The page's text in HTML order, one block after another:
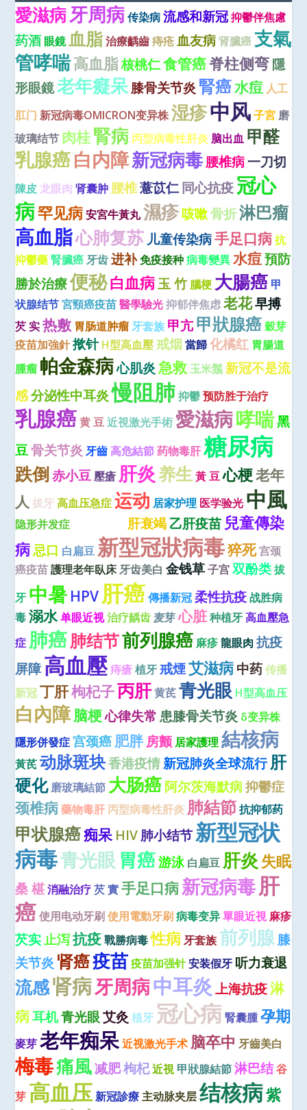
愛滋病牙周病 传染病 流感和新冠抑鬱伴焦慮
药酒 眼鏡 血脂 治療齲齒 痔疮 血友病 肾臟癌 支氣
管哮喘高血脂核桃仁食管癌脊柱侧弯隱
形眼鏡老年癡呆膝骨关节炎 腎癌水痘 人工
肛门 新冠病毒OMICRON变异株湿疹中风 子宮 磨
玻璃结节 肉桂腎病 丙型病毒性肝炎 脑出血 甲醛
乳腺癌白内障新冠病毒腰椎病一刀切
陳皮 龙眼肉 肾囊肿 腰椎薏苡仁同心抗疫冠心
病罕见病 安宮牛黃丸濕疹咳嗽骨折淋巴瘤
高血脂心肺复苏 儿童传染病手足口病 抗
抑鬱藥 腎臟癌 牙齿 进补免疫接种 病毒變異 水痘預防
勝於治療便秘白血病玉 竹 腦梗 大腸癌 甲
状腺结节 宮頸癌疫苗 醫學驗光 抑郁伴焦虑 老花早搏
芡 实 热敷 胃肠道肿瘤 牙套族 甲亢甲狀腺癌 穀芽
疫苗加強針揿针 H型高血壓 戒烟 當歸 化橘红 胃腸道
腫瘤 帕金森病心肌炎 急救 玉米鬚 新冠不是流
感分泌性中耳炎 慢阻肺 抑鬱 预防胜于治疗
乳腺癌 黄 豆 近視激光手術 愛滋病哮喘黑
豆骨关节炎 牙齒 高危結節 药物毒肝糖尿病
跌倒赤小豆 壓瘡 肝炎养生 黃 豆 心梗老年
人 拔牙 高血压急症 运动 居家护理 医学验光 中風
隐形并发症 肝衰竭乙肝疫苗 兒童傳染
病忌口 白扁豆 新型冠狀病毒猝死宫颈
癌疫苗 護理老年臥床牙齿美白 金钱草 子宫 双酚类 拔
牙 中暑 HPV 肝癌 傳播新冠 柔性抗疫 战胜病
毒 溺水单眼近视治疗龋齿 麦芽 心脏 种植牙 高血壓急
症 肺癌肺结节前列腺癌 麻疹龍眼肉 抗疫
屏障高血壓痔瘡 植牙 戒煙艾滋病中药 传播
新冠 丁肝枸杞子丙肝黄芪 青光眼 H型高血压
白內障脑梗心律失常 患膝骨关节炎 δ变异株
隱形併發症 宫颈癌 肥胖房颤 居家護理 結核病
黃芪 动脉斑块香港疫情新冠肺炎全球流行肝
硬化 磨玻璃結節 大肠癌阿尔茨海默病抑鬱症
颈椎病 藥物毒肝 丙型病毒性肝炎 肺結節 抗抑郁药
甲状腺癌痴呆 HIV肺小结节新型冠状
病毒青光眼 胃癌游泳 白扁豆 肝炎失眠
桑 椹 消融治疗 芡 實 手足口病新冠病毒肝
癌 使用电动牙刷 使用電動牙刷 病毒变异 單眼近視 麻疹
芡实止泻抗疫 戰勝病毒 性病 牙套族 前列腺膝
关节炎 肾癌疫苗 疫苗加强针安装假牙 听力衰退
流感肾病牙周病中耳炎 上海抗疫淋
病耳机青光眼艾灸 植牙 冠心病 腎囊腫孕期
麥芽 老年痴呆 近视激光手术 脑卒中 牙齒美白
梅毒痛風减肥枸杞近視 甲狀腺結節 淋巴结谷
芽 高血压 新冠診療 主动脉夹层 结核病紫